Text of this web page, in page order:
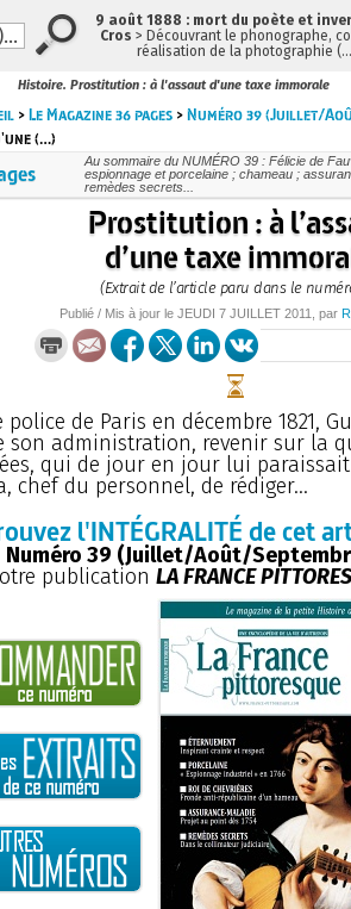
Histoire. Prostitution : à l'assaut d'une taxe immorale
>Le Magazine 36 pages >Numéro 39 (Juillet/
(…)
Au sommaire du NUMÉRO 39 : Félicie de
espionnage et porcelaine ; chameau ;
remèdes secrets...
Prostitution : à
d’une taxe
(Extrait de l’article paru dans le
Publié / Mis à jour leJEUDI 7 JUILLET 2011 , par
de Paris en décembre 1821,
son administration, revenir sur la
qui de jour en jour lui
chef du personnel, de rédiger...
l'INTÉGRALITÉ de cet
Numéro 39 (Juillet/Août/
publication LA FRANCE
9 août 1888 : mort du poète et
Cros > Découvrant le phonographe,
réalisation de la photographie